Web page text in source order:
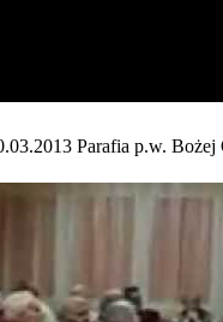
Parafia p.w.